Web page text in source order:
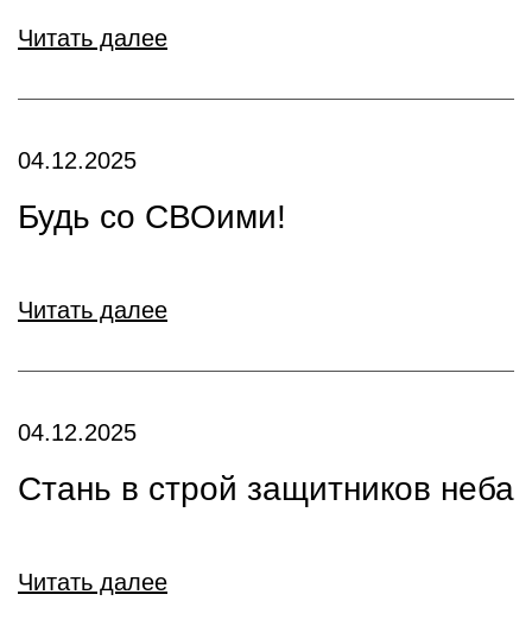
Читать далее
04.12.2025
Будь со СВОими!
Читать далее
04.12.2025
Стань в строй защитников неба
Читать далее